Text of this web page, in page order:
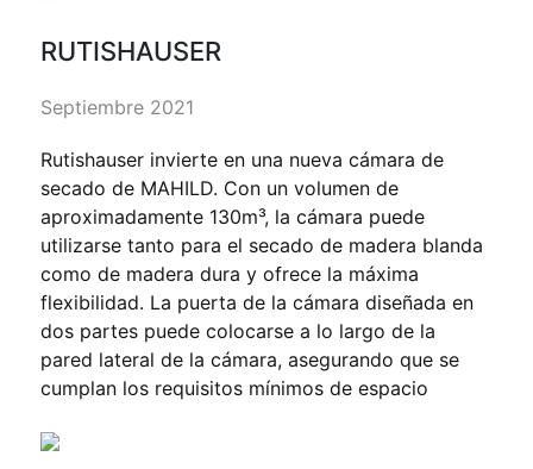
RUTISHAUSER
Septiembre 2021
Rutishauser invierte en una nueva cámara de
secado de MAHILD. Con un volumen de
aproximadamente 130m³, la cámara puede
utilizarse tanto para el secado de madera blanda
como de madera dura y ofrece la máxima
flexibilidad. La puerta de la cámara diseñada en
dos partes puede colocarse a lo largo de la
pared lateral de la cámara, asegurando que se
cumplan los requisitos mínimos de espacio